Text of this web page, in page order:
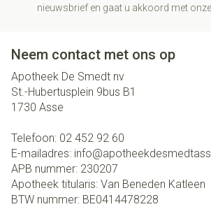
nieuwsbrief en gaat u akkoord met onze
Neem contact met ons op
Apotheek De Smedt nv
St.-Hubertusplein 9bus B1
1730 Asse
Telefoon: 02 452 92 60
E-mailadres: info@
APB nummer: 230207
Apotheek titularis: Van Beneden Katleen
BTW nummer: BE0414478228